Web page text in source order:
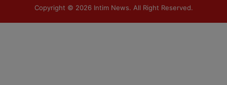
Copyright © 2026 Intim News. All Right Reserved.